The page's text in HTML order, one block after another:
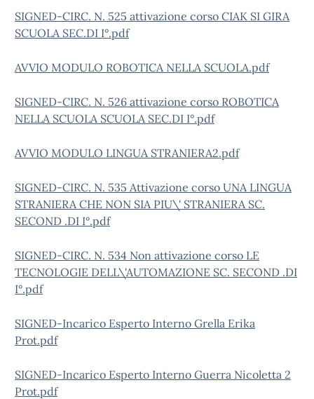
SIGNED-CIRC. N. 525 attivazione corso CIAK SI GIRA
SCUOLA SEC.DI I°.pdf
AVVIO MODULO ROBOTICA NELLA SCUOLA.pdf
SIGNED-CIRC. N. 526 attivazione corso ROBOTICA
NELLA SCUOLA SCUOLA SEC.DI I°.pdf
AVVIO MODULO LINGUA STRANIERA2.pdf
SIGNED-CIRC. N. 535 Attivazione corso UNA LINGUA
STRANIERA CHE NON SIA PIU\' STRANIERA SC.
SECOND .DI I°.pdf
SIGNED-CIRC. N. 534 Non attivazione corso LE
TECNOLOGIE DELL\'AUTOMAZIONE SC. SECOND .DI
I°.pdf
SIGNED-Incarico Esperto Interno Grella Erika
Prot.pdf
SIGNED-Incarico Esperto Interno Guerra Nicoletta 2
Prot.pdf